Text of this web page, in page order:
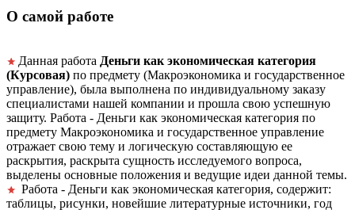
О самой работе
Данная работа Деньги как экономическая категория
(Курсовая) по предмету (Макроэкономика и государственное
управление), была выполнена по индивидуальному заказу
специалистами нашей компании и прошла свою успешную
защиту. Работа - Деньги как экономическая категория по
предмету Макроэкономика и государственное управление
отражает свою тему и логическую составляющую ее
раскрытия, раскрыта сущность исследуемого вопроса,
выделены основные положения и ведущие идеи данной темы.
Работа - Деньги как экономическая категория, содержит:
таблицы, рисунки, новейшие литературные источники, год